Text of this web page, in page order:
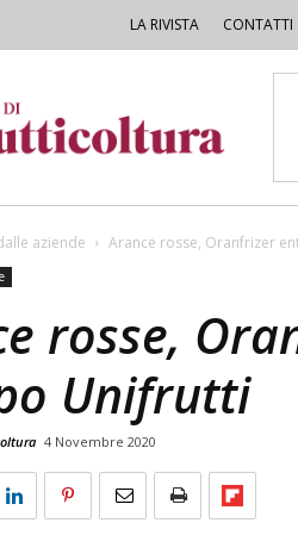
LA RIVISTA CONTATTI
aziende Arance rosse, Oranfrizer
rosse,
Unifrutti
4 Novembre 2020